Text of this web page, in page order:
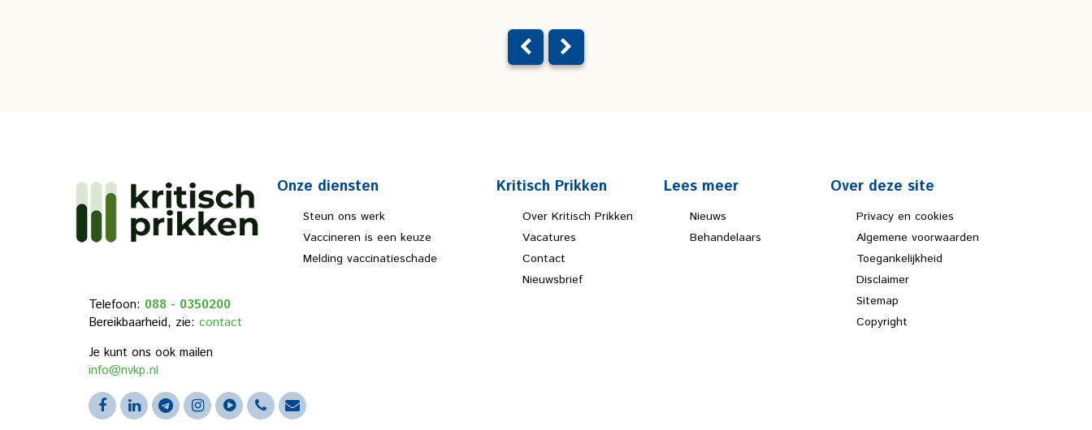
Telefoon: 088 - 0350200
Bereikbaarheid, zie: contact
Je kunt ons ook mailen
info@nvkp.nl
Onze diensten
Steun ons werk
Vaccineren is een keuze
Melding vaccinatieschade
Kritisch Prikken
Over Kritisch Prikken
Vacatures
Contact
Nieuwsbrief
Lees meer
Nieuws
Behandelaars
Over deze site
Privacy en cookies
Algemene voorwaarden
Toegankelijkheid
Disclaimer
Sitemap
Copyright